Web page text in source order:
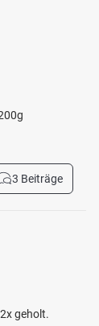
3 Beiträge
geholt.